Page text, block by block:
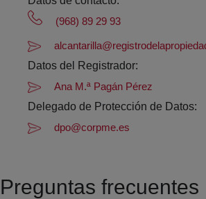
(968) 89 29 93
Datos del Registrador:
Ana M.ª Pagán Pérez
Delegado de Protección de Datos:
dpo@corpme.es
Preguntas frecuentes